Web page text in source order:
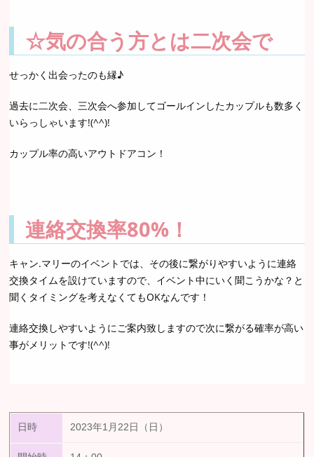
☆気の合う方とは二次会で
せっかく出会ったのも縁♪
過去に二次会、三次会へ参加してゴールインしたカップルも数多く
いらっしゃいます!(^^)!
カップル率の高いアウトドアコン！
連絡交換率80%！
キャン.マリーのイベントでは、その後に繋がりやすいように連絡
交換タイムを設けていますので、イベント中にいく聞こうかな？と
聞くタイミングを考えなくてもOKなんです！
連絡交換しやすいようにご案内致しますので次に繋がる確率が高い
事がメリットです!(^^)!
日時 2023年1月22日（日）